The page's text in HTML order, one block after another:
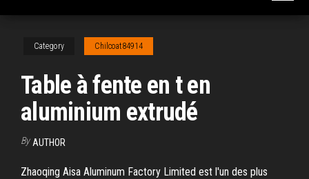
Category Chilcoat84914
Table à fente en t en
aluminium extrudé
By AUTHOR
Zhaoqing Aisa Aluminum Factory Limited est l'un des plus